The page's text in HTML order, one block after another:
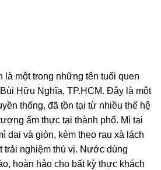
là một trong những tên tuổi quen
Hữu Nghĩa, TP.HCM. Đây là một
thống, đã tồn tại từ nhiều thế hệ
ẩm thực tại thành phố. Mì tại
dai và giòn, kèm theo rau xà lách
trải nghiệm thú vị. Nước dùng
hoàn hảo cho bất kỳ thực khách